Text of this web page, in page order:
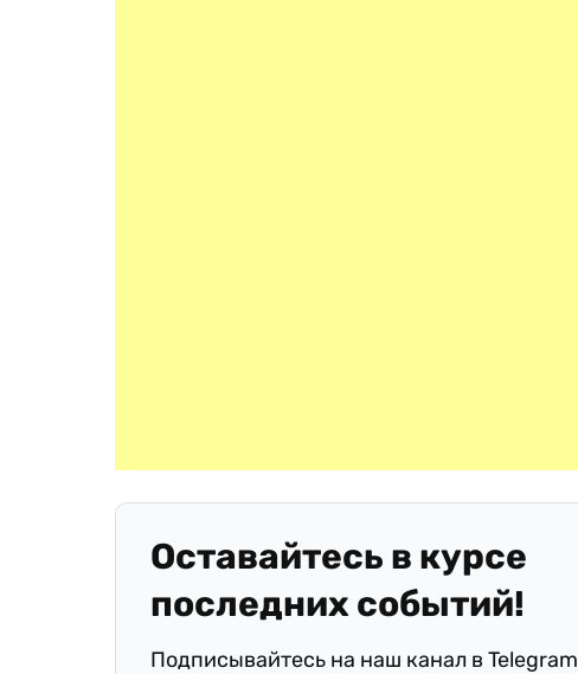
Оставайтесь в курсе
последних событий!
Подписывайтесь на наш канал в Telegram